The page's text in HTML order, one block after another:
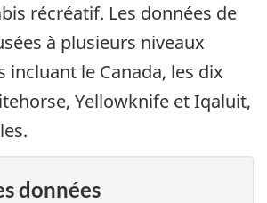
récréatif. Les données de
à plusieurs niveaux
incluant le Canada, les dix
Yellowknife et Iqaluit,
données